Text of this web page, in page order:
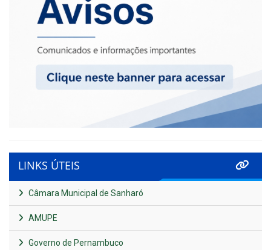
LINKS ÚTEIS
Câmara Municipal de Sanharó
AMUPE
Governo de Pernambuco